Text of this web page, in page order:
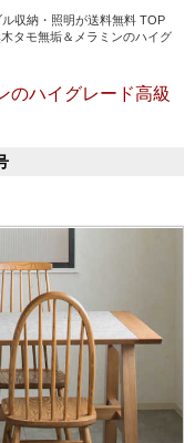
収納・照明が送料無料 TOP
タモ無垢＆メラミンのハイグ
のハイグレード高級